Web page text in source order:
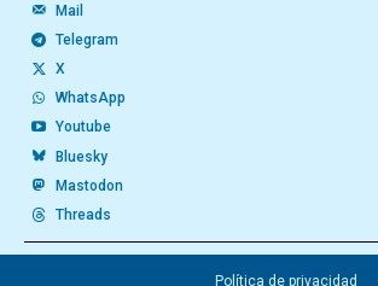
Mail
Telegram
X
WhatsApp
Youtube
Bluesky
Mastodon
Threads
Política de privacidad